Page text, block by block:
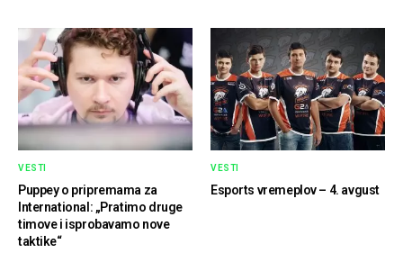
VESTI
Puppey o pripremama za
International: „Pratimo druge
timove i isprobavamo nove
taktike“
VESTI
Esports vremeplov – 4. avgust